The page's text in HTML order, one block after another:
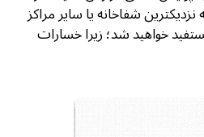
شفاخانه یا سایر مراکز
خواهید شد؛ زیرا خسارات